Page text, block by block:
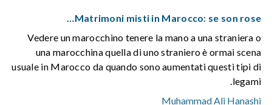
Matrimoni misti in Marocco: se son rose…
Vedere un marocchino tenere la mano a una straniera o
una marocchina quella di uno straniero è ormai scena
usuale in Marocco da quando sono aumentati questi tipi di
legami.
Muhammad Ali Hanashi